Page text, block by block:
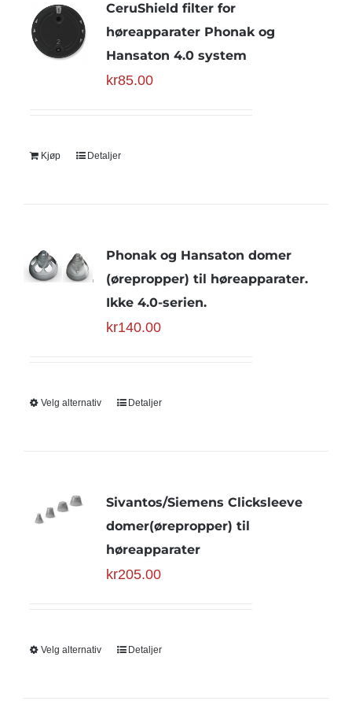
CeruShield filter for
høreapparater Phonak og
Hansaton 4.0 system
kr85.00
Kjøp Detaljer
Phonak og Hansaton domer
(ørepropper) til høreapparater.
Ikke 4.0-serien.
kr140.00
Velg alternativ Detaljer
Sivantos/Siemens Clicksleeve
domer(ørepropper) til
høreapparater
kr205.00
Velg alternativ Detaljer